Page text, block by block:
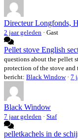
Directeur Longfonds,
2 jaar geleden · Gast
Pellet stove English
questions about the pellet
protection of the stove and
bericht: Black Window· 7
Black Window
7 jaar geleden · Staf
pelletkachels in de